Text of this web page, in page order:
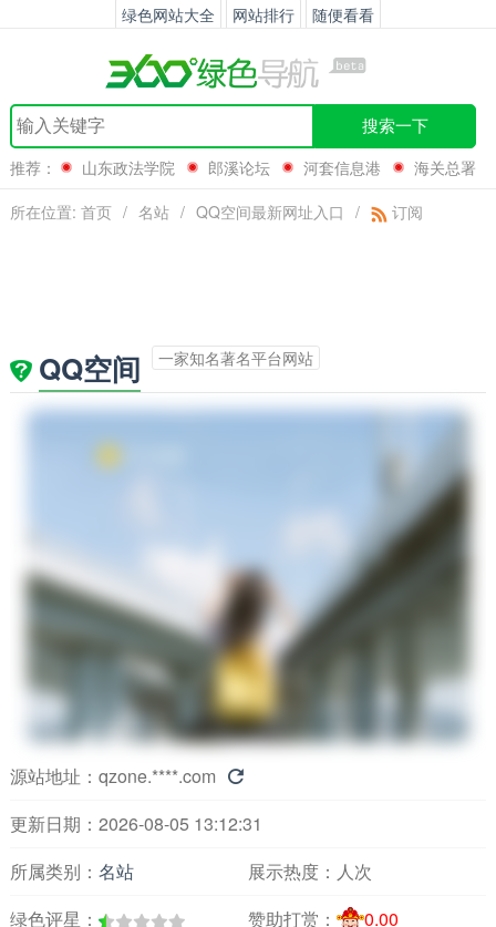
绿色网站大全 网站排行 随便看看
搜索一下
推荐： 山东政法学院 郎溪论坛 河套信息港
海关总署
所在位置: 首页 / 名站 / QQ空间最新网址入口 / 订阅
QQ空间 一家知名著名平台网站
源站地址： qzone.****.com 
更新日期：2026-08-05 13:12:31
所属类别： 名站 展示热度： 人次
绿色评星：
赞助打赏： 0.00